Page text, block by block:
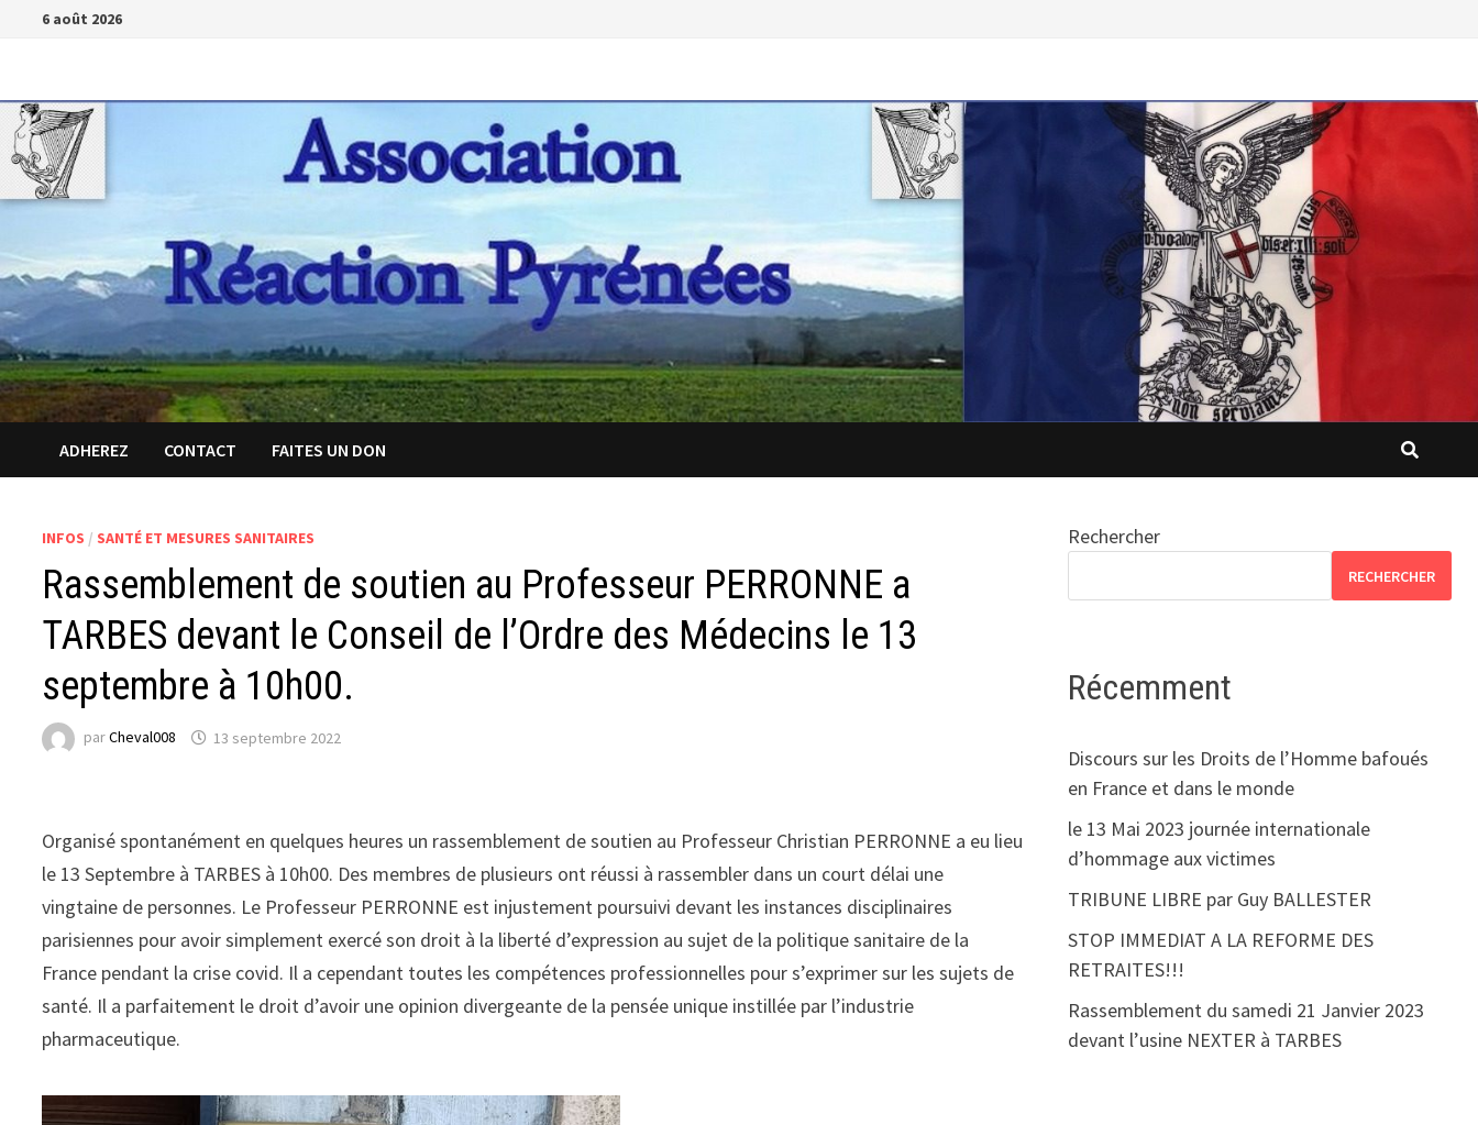
Passer6 août 2026
ADHEREZ CONTACT FAITES UN DON
INFOS / SANTÉ ET MESURES SANITAIRES
Rassemblement de soutien au Professeur PERRONNE a
TARBES devant le Conseil de l’Ordre des Médecins le 13
septembre à 10h00.
parCheval008 13 septembre 2022
Organisé spontanément en quelques heures un rassemblement de soutien au Professeur Christian PERRONNE a eu lieu
le 13 Septembre à TARBES à 10h00. Des membres de plusieurs ont réussi à rassembler dans un court délai une
vingtaine de personnes. Le Professeur PERRONNE est injustement poursuivi devant les instances disciplinaires
parisiennes pour avoir simplement exercé son droit à la liberté d’expression au sujet de la politique sanitaire de la
France pendant la crise covid. Il a cependant toutes les compétences professionnelles pour s’exprimer sur les sujets de
santé. Il a parfaitement le droit d’avoir une opinion divergeante de la pensée unique instillée par l’industrie
pharmaceutique.
Rechercher
RECHERCHER
Récemment
Discours sur les Droits de l’Homme bafoués
en France et dans le monde
le 13 Mai 2023 journée internationale
d’hommage aux victimes
TRIBUNE LIBRE par Guy BALLESTER
STOP IMMEDIAT A LA REFORME DES
RETRAITES!!!
Rassemblement du samedi 21 Janvier 2023
devant l’usine NEXTER à TARBES